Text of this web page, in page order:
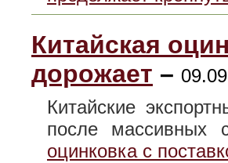
Китайская
дорожает –
Китайские
после массивных
оцинковка с